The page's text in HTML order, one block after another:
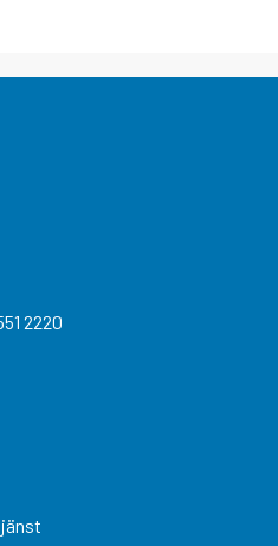
2220